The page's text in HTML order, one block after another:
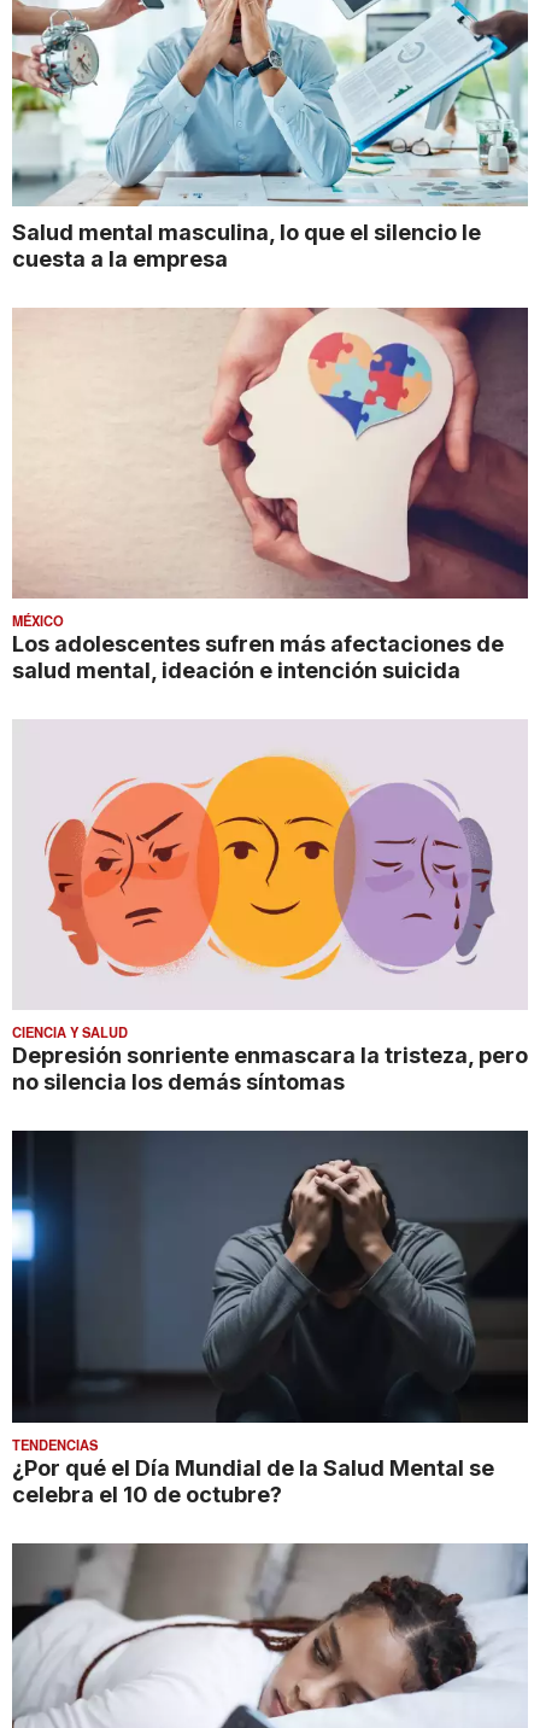
Salud mental masculina, lo que el silencio le
cuesta a la empresa
MÉXICO
Los adolescentes sufren más afectaciones de
salud mental, ideación e intención suicida
CIENCIA Y SALUD
Depresión sonriente enmascara la tristeza, pero
no silencia los demás síntomas
TENDENCIAS
¿Por qué el Día Mundial de la Salud Mental se
celebra el 10 de octubre?